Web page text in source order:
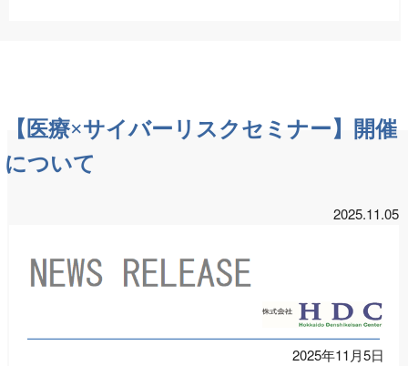
【医療×サイバーリスクセミナー】開催
について
2025.11.05
2025年11月5日